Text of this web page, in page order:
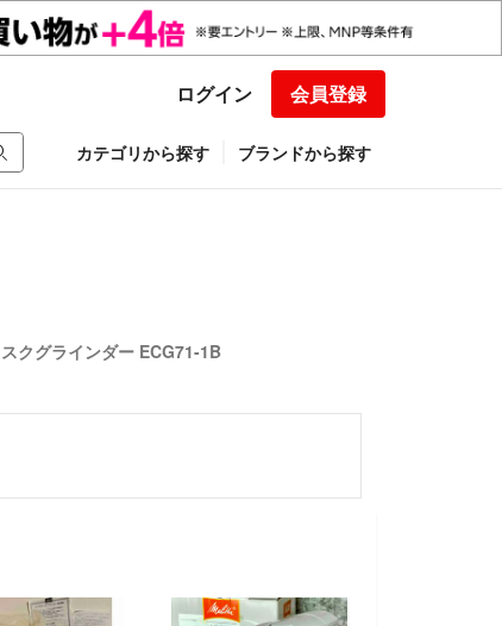
ログイン 会員登録
カテゴリから探す ブランドから探す
クグラインダー ECG71-1B